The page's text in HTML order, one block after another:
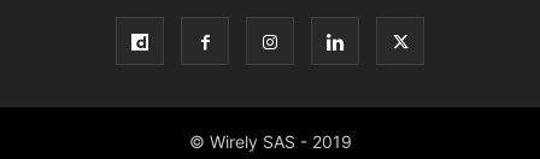
© Wirely SAS - 2019